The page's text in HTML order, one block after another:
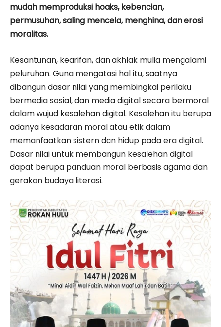
mudah memproduksi hoaks, kebencian,
permusuhan, saling mencela, menghina, dan erosi
moralitas.
Kesantunan, kearifan, dan akhlak mulia mengalami
peluruhan. Guna mengatasi hal itu, saatnya
dibangun dasar nilai yang membingkai perilaku
bermedia sosial, dan media digital secara bermoral
dalam wujud kesalehan digital. Kesalehan itu berupa
adanya kesadaran moral atau etik dalam
memanfaatkan sistern dan hidup pada era digital.
Dasar nilai untuk membangun kesalehan digital
dapat berupa panduan moral berbasis agama dan
gerakan budaya literasi.